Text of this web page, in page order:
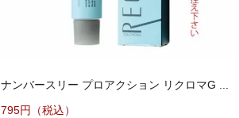
ナンバースリー プロアクション リクロマG ...
795円（税込）